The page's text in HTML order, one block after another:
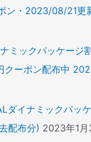
ン・2023/08/21更
ミックパッケージ
クーポン配布中
ダイナミックパッ
配布分) 2023年1月